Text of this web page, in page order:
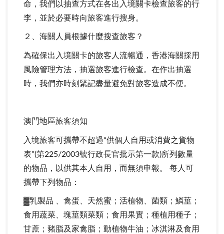
命，我們以抽查方式在各出入境關卡檢查旅客的行
李，並於必要時向旅客進行搜身。
２、海關人員根據什麼搜查旅客？
為確保出入境關卡的旅客人流暢通，香港海關採用
風險管理方法，抽選旅客進行檢查。在作出抽選
時，我們亦時刻緊記盡量避免對旅客造成不便。
澳門地區旅客須知
入境旅客可攜帶不超過“供個人自用或消費之貨物
表”(第225/2003號行政長官批示第一款)所列數量
的物品，以供其本人自用，而無須申報。 每人可
攜帶下列物品：
▓乳製品 、禽蛋、天然蜜；活植物、菌類；鱗莖；
食用蔬菜、塊莖類菜類；食用果實；種植用種子；
甘蔗；豬脂及家禽脂；動植物牛油；冰淇淋及食用